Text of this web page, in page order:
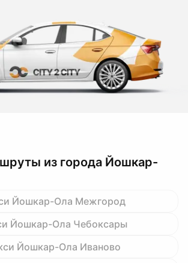
из города Йошкар-
Йошкар-Ола Межгород
Йошкар-Ола Чебоксары
Йошкар-Ола Иваново